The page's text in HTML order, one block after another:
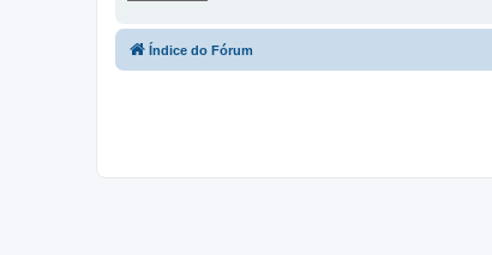
Índice do Fórum